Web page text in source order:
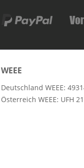
WEEE
Deutschland WEEE:
Österreich WEEE: UFH